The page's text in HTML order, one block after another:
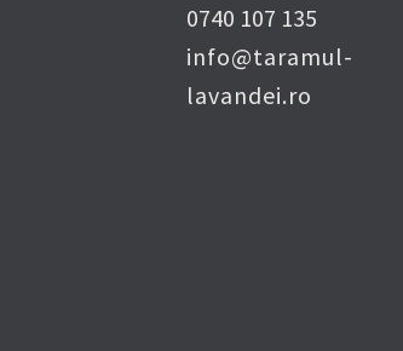
0740 107 135
info@taramul-
lavandei.ro